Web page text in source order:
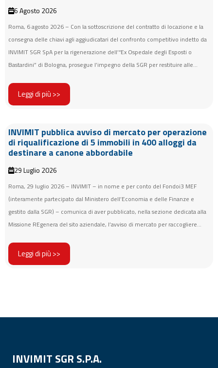
6 Agosto 2026
Roma, 6 agosto 2026 – Con la sottoscrizione del contratto di locazione e la
consegna delle chiavi agli aggiudicatari del confronto competitivo indetto da
INVIMIT SGR SpA per la rigenerazione dell’“Ex Ospedale degli Esposti o
Bastardini” di Bologna, prosegue l’impegno della SGR per restituire alle...
Leggi di più >>
INVIMIT pubblica avviso di mercato per operazione
di riqualificazione di 5 immobili in 400 alloggi da
destinare a canone abbordabile
29 Luglio 2026
Roma, 29 luglio 2026 – INVIMIT – in nome e per conto del Fondoi3 MEF
(interamente partecipato dal Ministero dell’Economia e delle Finanze e
gestito dalla SGR) – comunica di aver pubblicato, nella sezione dedicata alla
Missione REgenera del sito aziendale, l’avviso di mercato per raccogliere...
Leggi di più >>
INVIMIT SGR S.P.A.